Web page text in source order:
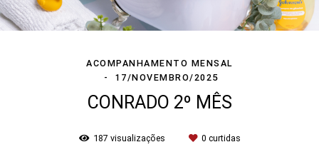
ACOMPANHAMENTO MENSAL
17/NOVEMBRO/2025
CONRADO 2º MÊS
187 visualizações 0 curtidas